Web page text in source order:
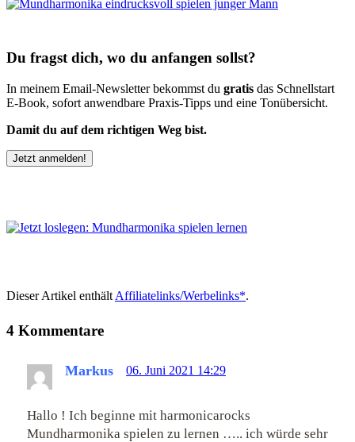
Du fragst dich, wo du anfangen sollst?
In meinem Email-Newsletter bekommst du gratis das Schnellstart
E-Book, sofort anwendbare Praxis-Tipps und eine Tonübersicht.
Damit du auf dem richtigen Weg bist.
Jetzt anmelden!
Dieser Artikel enthält Affiliatelinks/Werbelinks*.
4 Kommentare
Markus 06. Juni 2021 14:29
Hallo ! Ich beginne mit harmonicarocks
Mundharmonika spielen zu lernen ….. ich würde sehr